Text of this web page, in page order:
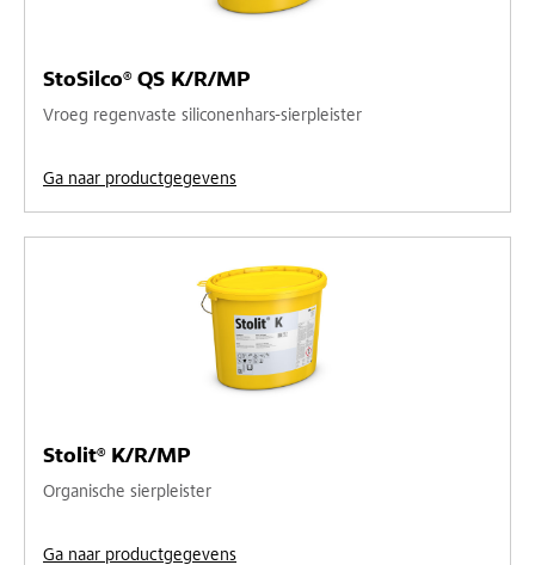
StoSilco® QS K/R/MP
Vroeg regenvaste siliconenhars-sierpleister
Ga naar productgegevens
Stolit® K/R/MP
Organische sierpleister
Ga naar productgegevens